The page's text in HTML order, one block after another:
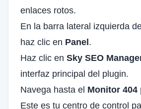
enlaces rotos.
En la barra lateral izquierda
haz clic en Panel .
Haz clic en Sky SEO
interfaz principal del plugin.
Navega hasta el Monitor 404
Este es tu centro de control